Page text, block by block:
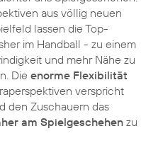
aus völlig neuen
lassen die Top-
im Handball - zu einem
und mehr Nähe zu
Die enorme Flexibilität
verspricht
den Zuschauern das
am Spielgeschehen zu